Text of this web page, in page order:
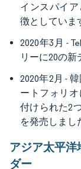
インスパイ
徴としていま
2020年3月 -
リーに20の新
2020年2月 -
ートフォリ
付けられた2
を発売しまし
アジア太平
ダー